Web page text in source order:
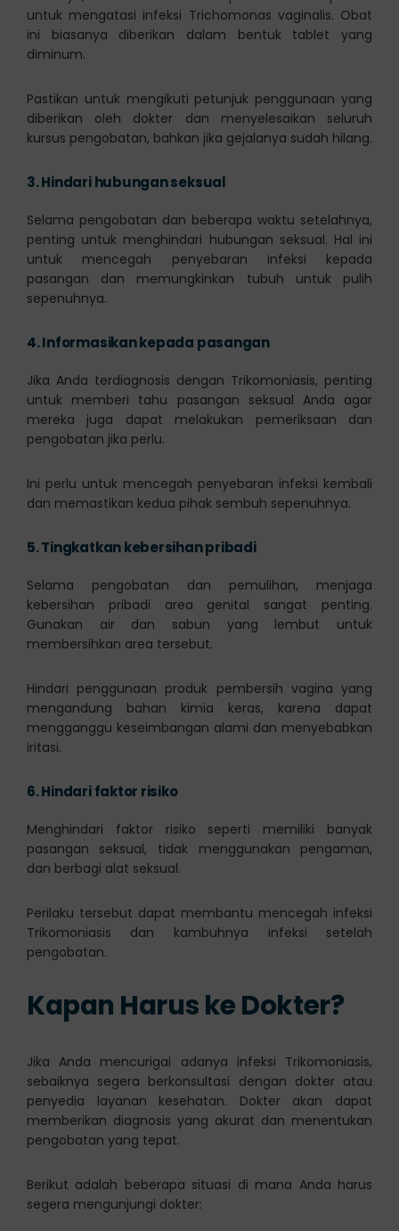
untuk mengatasi infeksi Trichomonas vaginalis. Obat
ini biasanya diberikan dalam bentuk tablet yang
diminum.
Pastikan untuk mengikuti petunjuk penggunaan yang
diberikan oleh dokter dan menyelesaikan seluruh
kursus pengobatan, bahkan jika gejalanya sudah hilang.
3.Hindari hubungan seksual
Selama pengobatan dan beberapa waktu setelahnya,
penting untuk menghindari hubungan seksual. Hal ini
untuk mencegah penyebaran infeksi kepada
pasangan dan memungkinkan tubuh untuk pulih
sepenuhnya.
4.Informasikan kepada pasangan
Jika Anda terdiagnosis dengan Trikomoniasis, penting
untuk memberi tahu pasangan seksual Anda agar
mereka juga dapat melakukan pemeriksaan dan
pengobatan jika perlu.
Ini perlu untuk mencegah penyebaran infeksi kembali
dan memastikan kedua pihak sembuh sepenuhnya.
5.Tingkatkan kebersihan pribadi
Selama pengobatan dan pemulihan, menjaga
kebersihan pribadi area genital sangat penting.
Gunakan air dan sabun yang lembut untuk
membersihkan area tersebut.
Hindari penggunaan produk pembersih vagina yang
mengandung bahan kimia keras, karena dapat
mengganggu keseimbangan alami dan menyebabkan
iritasi.
6.Hindari faktor risiko
Menghindari faktor risiko seperti memiliki banyak
pasangan seksual, tidak menggunakan pengaman,
dan berbagi alat seksual.
Perilaku tersebut dapat membantu mencegah infeksi
Trikomoniasis dan kambuhnya infeksi setelah
pengobatan.
Kapan Harus ke Dokter?
Jika Anda mencurigai adanya infeksi Trikomoniasis,
sebaiknya segera berkonsultasi dengan dokter atau
penyedia layanan kesehatan. Dokter akan dapat
memberikan diagnosis yang akurat dan menentukan
pengobatan yang tepat.
Berikut adalah beberapa situasi di mana Anda harus
segera mengunjungi dokter: